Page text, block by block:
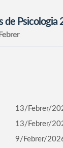
de Psicologia
13/Febrer/
13/Febrer/
9/Febrer/